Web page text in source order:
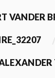
VANDER